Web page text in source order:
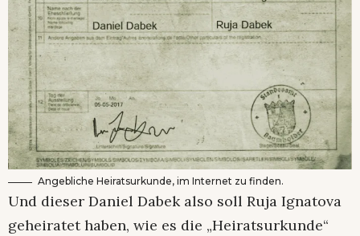
Angebliche Heiratsurkunde, im Internet zu finden.
Und dieser Daniel Dabek also soll Ruja Ignatova
geheiratet haben, wie es die „Heiratsurkunde“